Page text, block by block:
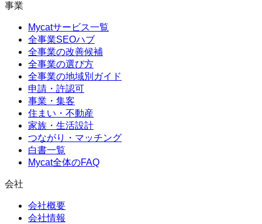
事業
Mycatサービス一覧
全事業SEOハブ
全事業の改善候補
全事業の選び方
全事業の地域別ガイド
申請・許認可
事業・集客
住まい・不動産
家族・生活設計
つながり・マッチング
白書一覧
Mycat全体のFAQ
会社
会社概要
会社情報